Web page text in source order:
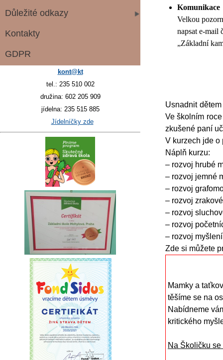
Důležité odkazy
Kontakty
GDPR
kont@kt
tel.: 235 510 002
družina: 602 205 909
jídelna: 235 515 885
Jídelníčky zde
Komunikace
Velkou
napsat e-mail
„Základní
Usnadnit
Ve školním
zkušené paní
V kurzech jde o
Náplň kurzu:
– rozvoj hrubé
– rozvoj jemné
– rozvoj
– rozvoj
– rozvoj
– rozvoj
– rozvoj
Zde si můžete
Mamky a
těšíme se na
Nabídneme
kritického
Na Školičku